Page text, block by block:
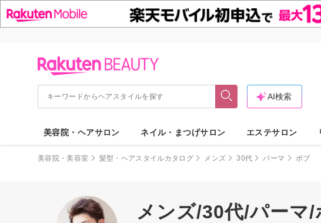
AI検索
美容院・ヘアサロン ネイル・まつげサロン エステサロン
美容院・美容室 髪型・ヘアスタイルカタログ メンズ 30代 パーマ ボブ
メンズ/30代/パーマ